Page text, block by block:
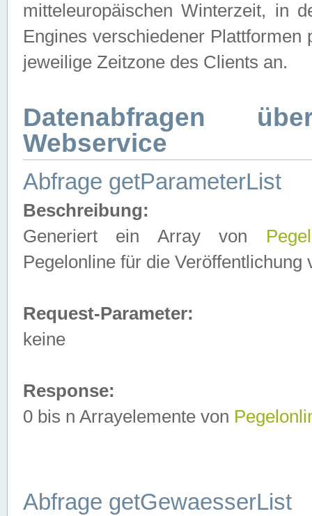
mitteleuropäischen Winterzeit, in
Engines verschiedener
jeweilige Zeitzone des Clients an.
Datenabfragen
Webservice
Abfrage getParameterList
Beschreibung:
Generiert ein Array von
Pegelonline für die Veröffentlichung
Request-Parameter:
keine
Response:
0 bis n Arrayelemente von
Abfrage getGewaesserList